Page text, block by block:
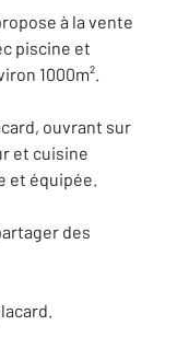
à la vente
piscine et
1000m².
ouvrant sur
et cuisine
et équipée.
des